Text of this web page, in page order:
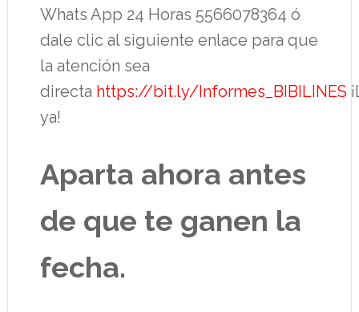
Whats App 24 Horas 5566078364 ó
dale clic al siguiente enlace para que
la atención sea
directa https://bit.ly/Informes_BIBILINES
ya!
Aparta ahora antes
de que te ganen la
fecha.